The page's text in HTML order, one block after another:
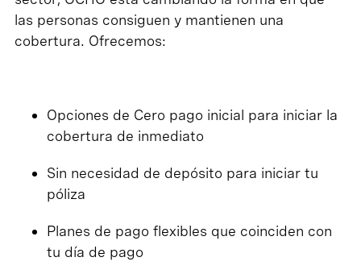
las personas consiguen y mantienen una
cobertura. Ofrecemos:
Opciones de Cero pago inicial para iniciar la
cobertura de inmediato
Sin necesidad de depósito para iniciar tu
póliza
Planes de pago flexibles que coinciden con
tu día de pago